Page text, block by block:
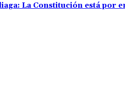
La Constitución está por